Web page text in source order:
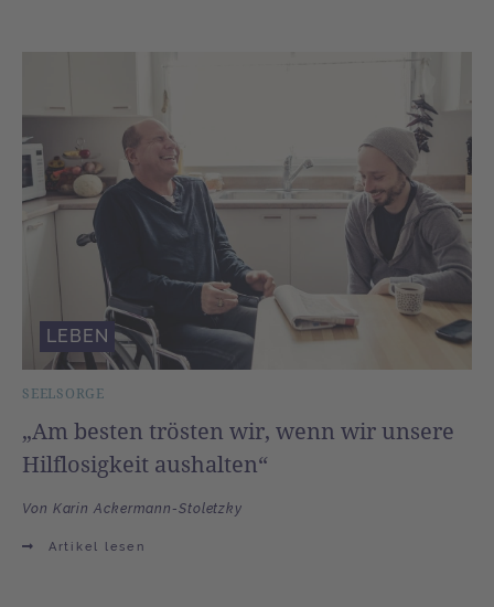
SEELSORGE
„Am besten trösten wir, wenn wir unsere
Hilflosigkeit aushalten“
Von Karin Ackermann-Stoletzky
Artikel lesen
LEBEN